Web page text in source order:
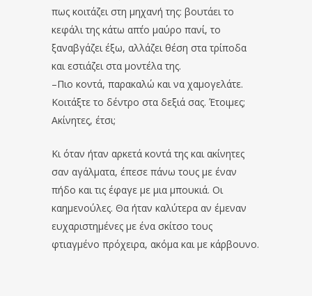
πως κοιτάζει στη μηχανή της: βουτάει το
κεφάλι της κάτω απ΄το μαύρο πανί, το
ξαναβγάζει έξω, αλλάζει θέση στα τρίποδα
και εστιάζει στα μοντέλα της.
–Πιο κοντά, παρακαλώ και να χαμογελάτε.
Κοιτάξτε το δέντρο στα δεξιά σας. Έτοιμες;
Ακίνητες, έτσι;
Κι όταν ήταν αρκετά κοντά της και ακίνητες
σαν αγάλματα, έπεσε πάνω τους με έναν
πήδο και τις έφαγε με μια μπουκιά. Οι
καημενούλες. Θα ήταν καλύτερα αν έμεναν
ευχαριστημένες με ένα σκίτσο τους
φτιαγμένο πρόχειρα, ακόμα και με κάρβουνο.